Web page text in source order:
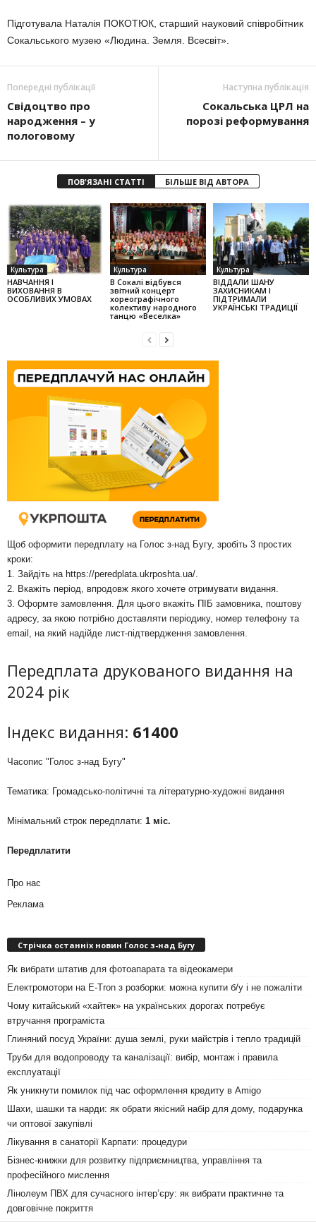
Підготувала Наталія ПОКОТЮК, старший науковий співробітник
Сокальського музею «Людина. Земля. Всесвіт».
Попередні публікації
Свідоцтво про
народження – у
пологовому
Наступна публікація
Сокальська ЦРЛ на
порозі реформування
ПОВ'ЯЗАНІ СТАТТІ БІЛЬШЕ ВІД АВТОРА
Культура
НАВЧАННЯ І
ВИХОВАННЯ В
ОСОБЛИВИХ УМОВАХ
Культура
В Сокалі відбувся
звітний концерт
хореографічного
колек­тиву народного
танцю «Веселка»
Культура
ВІДДАЛИ ШАНУ
ЗАХИСНИКАМ І
ПІДТРИМАЛИ
УКРАЇНСЬКІ ТРАДИЦІЇ
Щоб оформити передплату на Голос з-над Бугу, зробіть 3 простих
кроки:
1. Зайдіть на https://peredplata.ukrposhta.ua/
2. Вкажіть період, впродовж якого хочете отримувати видання.
3. Оформте замовлення. Для цього вкажіть ПІБ замовника, поштову
адресу, за якою потрібно доставляти періодику, номер телефону та
email, на який надійде лист-підтвердження замовлення.
Передплата друкованого видання на
2024 рік
Індекс видання: 61400
Часопис "Голос з-над Бугу"
Тематика: Громадсько-політичні та літературно-художні видання
Мінімальний строк передплати: 1 міс.
Передплатити
Про нас
Реклама
Стрічка останніх новин Голос з-над Бугу
Як вибрати штатив для фотоапарата та відеокамери
Електромотори на E-Tron з розборки: можна купити б/у і не пожаліти
Чому китайський «хайтек» на українських дорогах потребує
втручання програміста
Глиняний посуд України: душа землі, руки майстрів і тепло традицій
Труби для водопроводу та каналізації: вибір, монтаж і правила
експлуатації
Як уникнути помилок під час оформлення кредиту в Amigo
Шахи, шашки та нарди: як обрати якісний набір для дому, подарунка
чи оптової закупівлі
Лікування в санаторії Карпати: процедури
Бізнес-книжки для розвитку підприємництва, управління та
професійного мислення
Лінолеум ПВХ для сучасного інтер’єру: як вибрати практичне та
довговічне покриття